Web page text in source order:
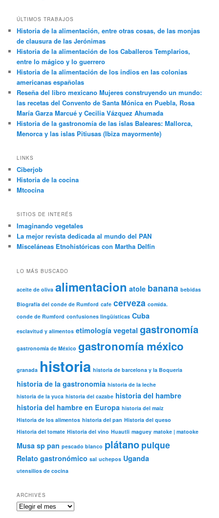
ÚLTIMOS TRABAJOS
Historia de la alimentación, entre otras cosas, de las monjas
de clausura de las Jerónimas
Historia de la alimentación de los Caballeros Templarios,
entre lo mágico y lo guerrero
Historia de la alimentación de los indios en las colonias
americanas españolas
Reseña del libro mexicano Mujeres construyendo un mundo:
las recetas del Convento de Santa Mónica en Puebla, Rosa
María Garza Marcué y Cecilia Vázquez Ahumada
Historia de la gastronomía de las islas Baleares: Mallorca,
Menorca y las islas Pitiusas (Ibiza mayormente)
LINKS
Ciberjob
Historia de la cocina
Mtcocina
SITIOS DE INTERÉS
Imaginando vegetales
La mejor revista dedicada al mundo del PAN
Misceláneas Etnohistóricas con Martha Delfín
LO MÁS BUSCADO
aceite de oliva alimentacion atole banana bebidas
Biografía del conde de Rumford cafe cerveza comida.
conde de Rumford confusiones lingüísticas Cuba
esclavitud y alimentos etimología vegetal gastronomía
gastronomía de México gastronomía méxico
granada historia historia de barcelona y la Boqueria
historia de la gastronomia historia de la leche
historia de la yuca historia del cazabe historia del hambre
historia del hambre en Europa historia del maíz
Historia de los alimentos historia del pan Historia del queso
Historia del tomate Historia del vino Huautli maguey matoke | matooke
Musa sp pan pescado blanco plátano pulque
Relato gastronómico sal uchepos Uganda
utensilios de cocina
ARCHIVES
Archives